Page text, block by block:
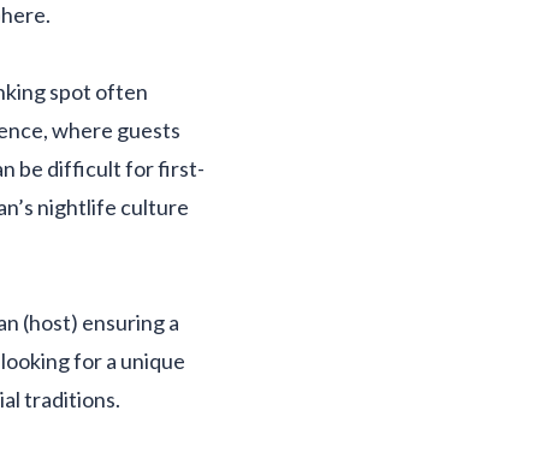
spot often
where guests
be difficult for first-
nightlife culture
(host) ensuring a
for a unique
traditions.